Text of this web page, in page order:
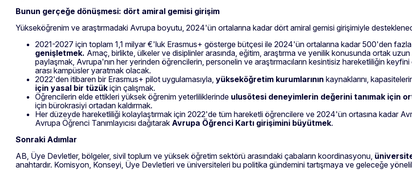
Bunun gerçeğe dönüşmesi: dört amiral gemisi girişim
Yükseköğrenim ve araştırmadaki Avrupa boyutu, 2024'ün ortalarına kadar dört amiral gemisi girişimiyle
2021-2027 için toplam 1,1 milyar €'luk Erasmus+ gösterge bütçesi ile 2024'ün ortalarına kadar 500'den
genişletmek. Amaç, birlikte, ülkeler ve disiplinler arasında, eğitim, araştırma ve yenilik konusunda ortak
paylaşmak, Avrupa'nın her yerinden öğrencilerin, personelin ve araştırmacıların kesintisiz hareketliliğin
arası kampüsler yaratmak olacak.
2022'den itibaren bir Erasmus+ pilot uygulamasıyla, yükseköğretim kurumlarının kaynaklarını,
için yasal bir tüzük için çalışmak.
Öğrencilerin elde ettikleri yüksek öğrenim yeterliliklerinde ulusötesi deneyimlerin değerini tanımak için
için bürokrasiyi ortadan kaldırmak.
Her düzeyde hareketliliği kolaylaştırmak için 2022'de tüm hareketli öğrencilere ve 2024'ün ortasına kadar
Avrupa Öğrenci Tanımlayıcısı dağıtarak Avrupa Öğrenci Kartı girişimini büyütmek.
Sonraki Adımlar
AB, Üye Devletler, bölgeler, sivil toplum ve yüksek öğretim sektörü arasındaki çabaların koordinasyonu,
anahtardır. Komisyon, Konseyi, Üye Devletleri ve üniversiteleri bu politika gündemini tartışmaya ve geleceğe